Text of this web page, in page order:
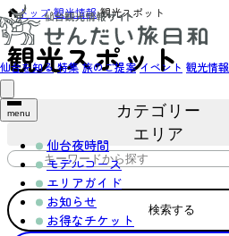
仙台を知る 特集 旅のご提案 イベント 観光情報
menu
仙台夜時間
モデルコース
エリアガイド
お知らせ
お得なチケット
トップ›観光情報›観光スポット
観光スポット
カテゴリー
エリア
検索する